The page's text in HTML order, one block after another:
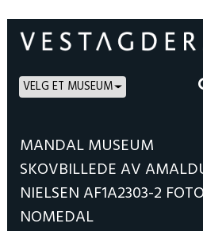
VELG ET MUSEUM
MANDAL MUSEUM
SKOVBILLEDE AV
NIELSEN AF1A2303-2 FOTO
NOMEDAL